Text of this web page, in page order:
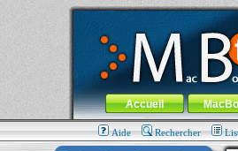
MacBook-fr.com : 100% Apple... 100%
Aller au contenu-Aller au menu
Menu général
Accueil
Aide Rechercher